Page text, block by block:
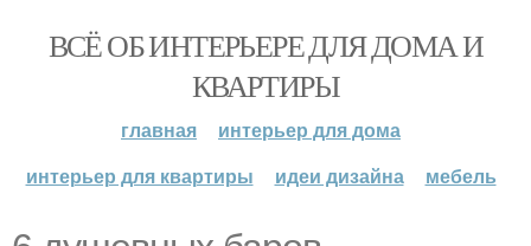
ВСЁ ОБ ИНТЕРЬЕРЕ ДЛЯ ДОМА И
КВАРТИРЫ
главная
интерьер для дома
интерьер для квартиры
идеи дизайна мебель